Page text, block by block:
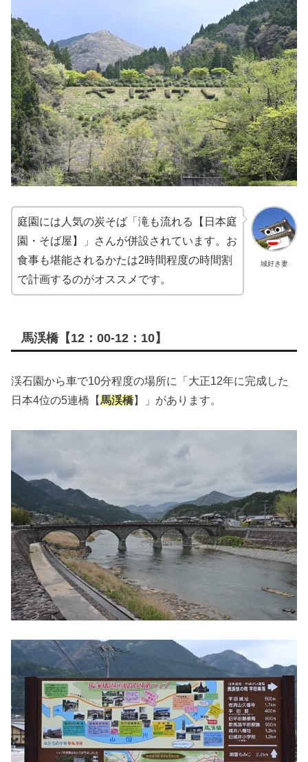
城好き妻
庭園には人気の炭そば「滝も流れる【日本庭
園・そば屋】」さんが併設されています。お
食事も堪能されるかたは2時間程度の時間割
で計画するのがオススメです。
馬渓橋【12：00-12：10】
渓石園から車で10分程度の場所に「大正12年に完成した
日本4位の5連橋【馬渓橋】」があります。